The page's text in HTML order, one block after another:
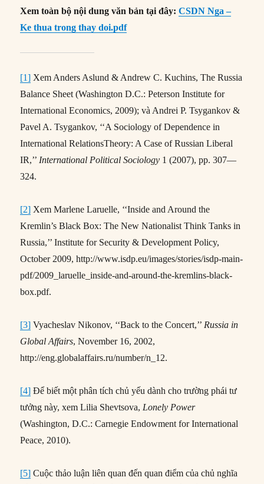
Xem toàn bộ nội dung văn bản tại đây:CSDN Nga –
Ke thua trong thay doi.pdf
[1] Xem Anders Aslund & Andrew C. Kuchins, The Russia
Balance Sheet (Washington D.C.: Peterson Institute for
International Economics, 2009); và Andrei P. Tsygankov &
Pavel A. Tsygankov, ‘‘A Sociology of Dependence in
International RelationsTheory: A Case of Russian Liberal
IR,’’International Political Sociology 1 (2007), pp. 307—
324.
[2] Xem Marlene Laruelle, ‘‘Inside and Around the
Kremlin’s Black Box: The New Nationalist Think Tanks in
Russia,’’ Institute for Security & Development Policy,
October 2009, http://www.isdp.eu/images/stories/isdp-main-
pdf/2009_laruelle_inside-and-around-the-kremlins-black-
box.pdf.
[3] Vyacheslav Nikonov, ‘‘Back to the Concert,’’Russia in
Global Affairs, November 16, 2002,
http://eng.globalaffairs.ru/number/n_12.
[4] Để biết một phân tích chủ yếu dành cho trường phái tư
tưởng này, xem Lilia Shevtsova,Lonely Power
(Washington, D.C.: Carnegie Endowment for International
Peace, 2010).
[5] Cuộc thảo luận liên quan đến quan điểm của chủ nghĩa